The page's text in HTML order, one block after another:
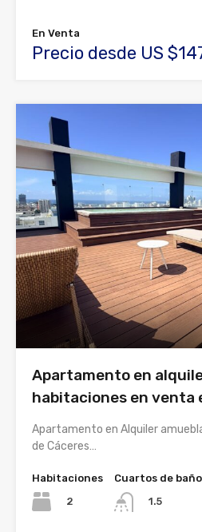
En Venta
Precio desde US
Apartamento en
habitaciones en venta
Apartamento en Alquiler
de Cáceres…
Habitaciones
2
Cuartos de baño
1.5